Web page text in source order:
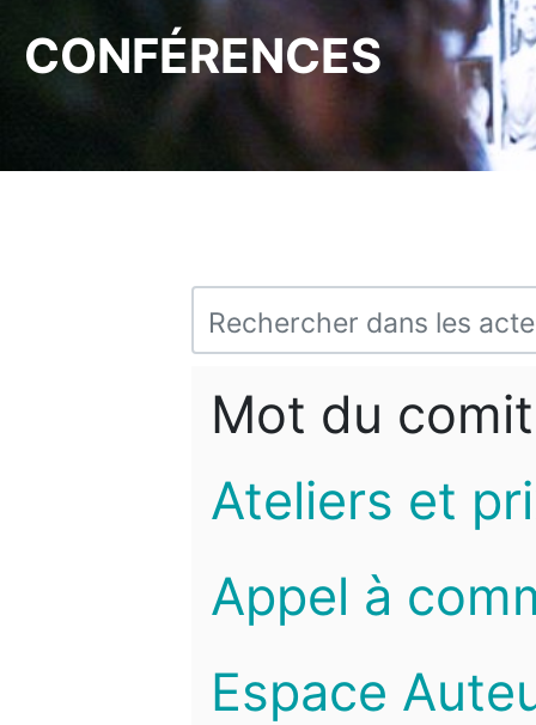
CONFÉRENCES
Mot du
Ateliers et
Appel à
Espace